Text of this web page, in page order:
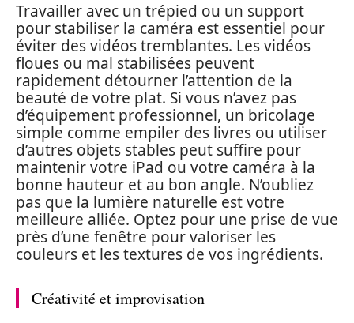
Travailler avec un trépied ou un support
pour stabiliser la caméra est essentiel pour
éviter des vidéos tremblantes. Les vidéos
floues ou mal stabilisées peuvent
rapidement détourner l’attention de la
beauté de votre plat. Si vous n’avez pas
d’équipement professionnel, un bricolage
simple comme empiler des livres ou utiliser
d’autres objets stables peut suffire pour
maintenir votre iPad ou votre caméra à la
bonne hauteur et au bon angle. N’oubliez
pas que la lumière naturelle est votre
meilleure alliée. Optez pour une prise de vue
près d’une fenêtre pour valoriser les
couleurs et les textures de vos ingrédients.
Créativité et improvisation